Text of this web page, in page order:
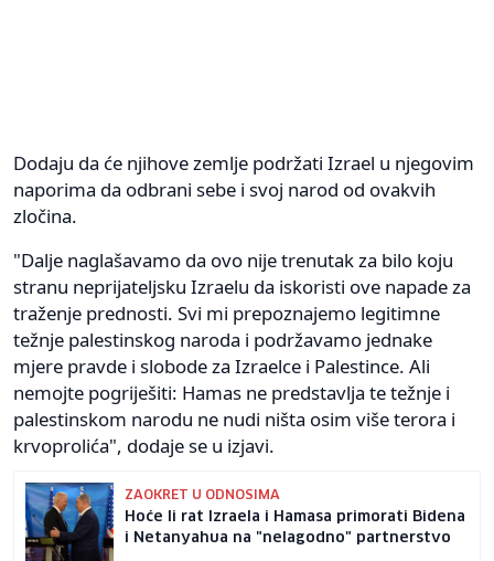
Dodaju da će njihove zemlje podržati Izrael u njegovim
naporima da odbrani sebe i svoj narod od ovakvih
zločina.
"Dalje naglašavamo da ovo nije trenutak za bilo koju
stranu neprijateljsku Izraelu da iskoristi ove napade za
traženje prednosti. Svi mi prepoznajemo legitimne
težnje palestinskog naroda i podržavamo jednake
mjere pravde i slobode za Izraelce i Palestince. Ali
nemojte pogriješiti: Hamas ne predstavlja te težnje i
palestinskom narodu ne nudi ništa osim više terora i
krvoprolića", dodaje se u izjavi.
ZAOKRET U ODNOSIMA
Hoće li rat Izraela i Hamasa primorati Bidena
i Netanyahua na "nelagodno" partnerstvo